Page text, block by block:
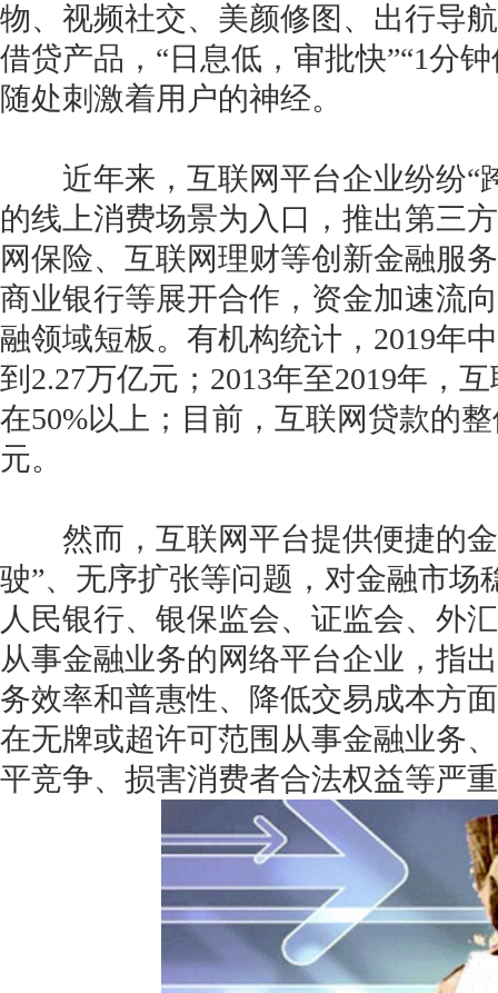
物、视频社交、美颜修图、出行导
借贷产品，“日息低，审批快”“1分
随处刺激着用户的神经。
近年来，互联网平台企业纷纷“
的线上消费场景为入口，推出第三
网保险、互联网理财等创新金融服
商业银行等展开合作，资金加速流
融领域短板。有机构统计，2019年
到2.27万亿元；2013年至2019年，
在50%以上；目前，互联网贷款的
元。
然而，互联网平台提供便捷的金
驶”、无序扩张等问题，对金融市场
人民银行、银保监会、证监会、外
从事金融业务的网络平台企业，指
务效率和普惠性、降低交易成本方
在无牌或超许可范围从事金融业务
平竞争、损害消费者合法权益等严
获得产品报价方案
1万个想法不如1次的方案落地
扫码添加[商务总监]沟通方案